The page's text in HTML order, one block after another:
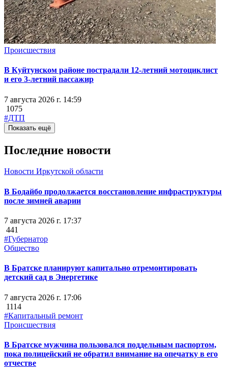
Происшествия
В Куйтунском районе пострадали 12-летний мотоциклист
и его 3-летний пассажир
7 августа 2026 г. 14:59
1075
#ДТП
Показать ещё
Последние новости
Новости Иркутской области
В Бодайбо продолжается восстановление инфраструктуры
после зимней аварии
7 августа 2026 г. 17:37
441
#Губернатор
Общество
В Братске планируют капитально отремонтировать
детский сад в Энергетике
7 августа 2026 г. 17:06
1114
#Капитальный ремонт
Происшествия
В Братске мужчина пользовался поддельным паспортом,
пока полицейский не обратил внимание на опечатку в его
отчестве